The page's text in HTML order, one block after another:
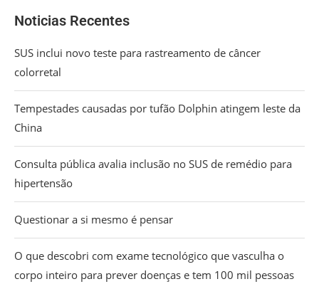
Noticias Recentes
SUS inclui novo teste para rastreamento de câncer
colorretal
Tempestades causadas por tufão Dolphin atingem leste da
China
Consulta pública avalia inclusão no SUS de remédio para
hipertensão
Questionar a si mesmo é pensar
O que descobri com exame tecnológico que vasculha o
corpo inteiro para prever doenças e tem 100 mil pessoas